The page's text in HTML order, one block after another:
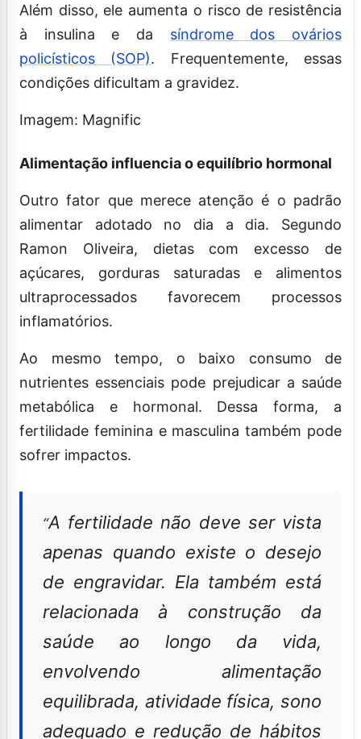
Além disso, ele aumenta o risco de resistência
à insulina e da síndrome dos ovários
policísticos (SOP). Frequentemente, essas
condições dificultam a gravidez.
Imagem: Magnific
Alimentação influencia o equilíbrio hormonal
Outro fator que merece atenção é o padrão
alimentar adotado no dia a dia. Segundo
Ramon Oliveira, dietas com excesso de
açúcares, gorduras saturadas e alimentos
ultraprocessados favorecem processos
inflamatórios.
Ao mesmo tempo, o baixo consumo de
nutrientes essenciais pode prejudicar a saúde
metabólica e hormonal. Dessa forma, a
fertilidade feminina e masculina também pode
sofrer impactos.
“A fertilidade não deve ser vista
apenas quando existe o desejo
de engravidar. Ela também está
relacionada à construção da
saúde ao longo da vida,
envolvendo alimentação
equilibrada, atividade física, sono
adequado e redução de hábitos